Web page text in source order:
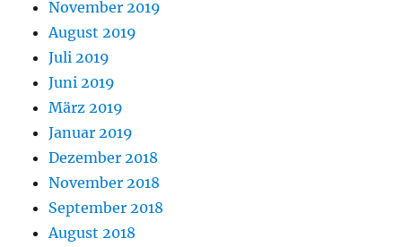
November 2019
August 2019
Juli 2019
Juni 2019
März 2019
Januar 2019
Dezember 2018
November 2018
September 2018
August 2018